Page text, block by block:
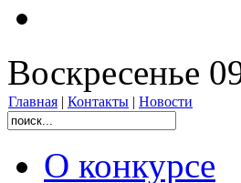
Воскресенье
Главная | Контакты | Новости
О конкурсе